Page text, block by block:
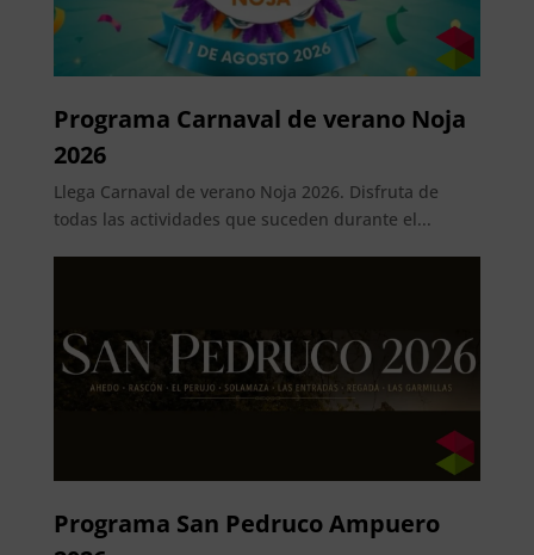
Programa Carnaval de verano Noja
2026
Llega Carnaval de verano Noja 2026. Disfruta de
todas las actividades que suceden durante el...
Programa San Pedruco Ampuero